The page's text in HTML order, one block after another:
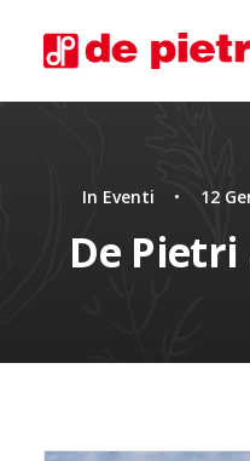
In Eventi • 12
De Pietri